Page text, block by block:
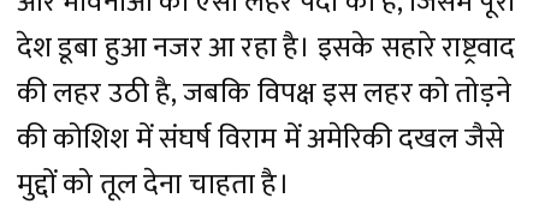
देश डूबा हुआ नजर आ रहा है। इसके सहारे राष्ट्रवाद
की लहर उठी है, जबकि विपक्ष इस लहर को तोड़ने
की कोशिश में संघर्ष विराम में अमेरिकी दखल जैसे
मुद्दों को तूल देना चाहता है।